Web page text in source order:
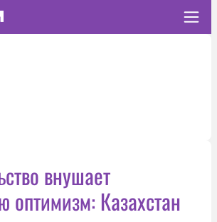
внушает
оптимизм: Казахстан